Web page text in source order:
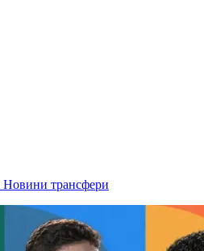
Новини трансфери